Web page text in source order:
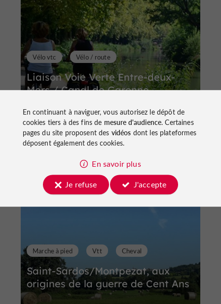
Liaison Voie Verte Entre-deux-
Mers / Canal de Garonne
Vélo vtc Vélo / route
Saint-Sardos/Montpezat, aux
origines de la guerre de Cent Ans
Marche à pied Vtt Cheval
En continuant à naviguer, vous autorisez le dépôt de
cookies tiers à des fins de mesure d'audience. Certaines
pages du site proposent des vidéos dont les plateformes
déposent également des cookies.
En savoir plus
Je refuse
J'accepte